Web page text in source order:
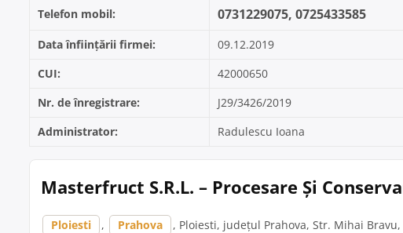
Telefon mobil: 0731229075, 0725433585
Data înființării firmei:
09.12.2019
CUI:
42000650
Nr. de înregistrare:
J29/3426/2019
Administrator:
Radulescu Ioana
Masterfruct S.R.L. – Procesare Și
Ploiesti , Prahova , Ploiesti, județul Prahova, Str. Mihai Bravu,